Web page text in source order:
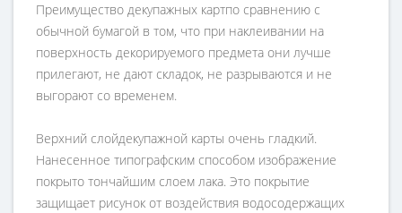
Преимущество декупажных картпо сравнению с
обычной бумагой в том, что при наклеивании на
поверхность декорируемого предмета они лучше
прилегают, не дают складок, не разрываются и не
выгорают со временем.
Верхний слойдекупажной карты очень гладкий.
Нанесенное типографским способом изображение
покрыто тончайшим слоем лака. Это покрытие
защищает рисунок от воздействия водосодержащих